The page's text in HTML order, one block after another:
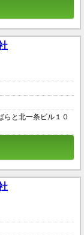
と北一条ビル１０